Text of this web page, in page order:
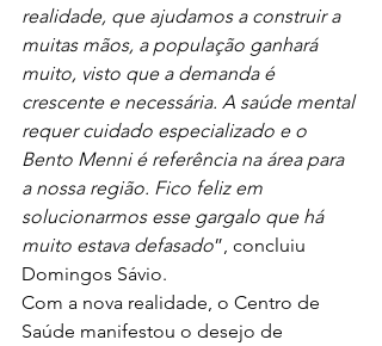
realidade, que ajudamos a construir a
muitas mãos, a população ganhará
muito, visto que a demanda é
crescente e necessária. A saúde mental
requer cuidado especializado e o
Bento Menni é referência na área para
a nossa região. Fico feliz em
solucionarmos esse gargalo que há
muito estava defasado”, concluiu
Domingos Sávio.
Com a nova realidade, o Centro de
Saúde manifestou o desejo de